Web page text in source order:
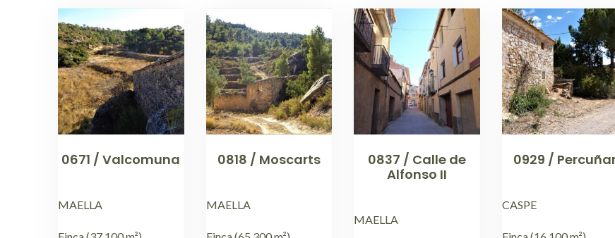
0671 / Valcomuna
MAELLA
0818 / Moscarts
MAELLA
0837 / Calle de
Alfonso II
MAELLA
0929 /
CASPE